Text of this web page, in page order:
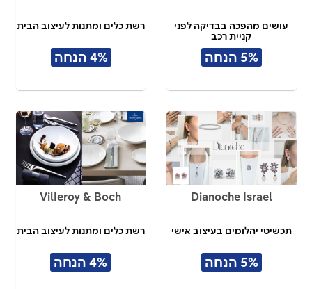
עושים מהפכה בבדיקה לפני
קניית רכב
5% הנחה
רשת כלים ומתנות לעיצוב הבית
4% הנחה
Dianoche Israel
תכשיטי יהלומים בעיצוב אישי
5% הנחה
VilIeroy & Boch
רשת כלים ומתנות לעיצוב הבית
4% הנחה